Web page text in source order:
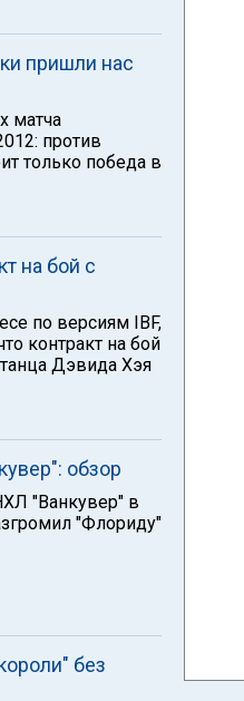
пришли нас
матча
против
только победа в
на бой с
по версиям IBF,
контракт на бой
Дэвида Хэя
обзор
"Ванкувер" в
"Флориду"
без